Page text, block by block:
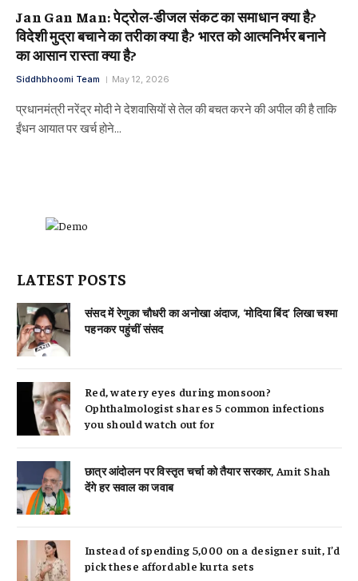
Jan Gan Man: पेट्रोल-डीजल संकट का समाधान क्या है?
विदेशी मुद्रा बचाने का तरीका क्या है? भारत को आत्मनिर्भर बनाने
का आसान रास्ता क्या है?
Siddhbhoomi Team May 12, 2026
प्रधानमंत्री नरेंद्र मोदी ने देशवासियों से तेल की बचत करने की अपील की है ताकि
ईंधन आयात पर खर्च होने…
LATEST POSTS
संसद में रेणुका चौधरी का अनोखा अंदाज, ‘मोदिया बिंद’ लिखा चश्मा
पहनकर पहुंचीं संसद
Red, watery eyes during monsoon?
Ophthalmologist shares 5 common infections
you should watch out for
छात्र आंदोलन पर विस्तृत चर्चा को तैयार सरकार, Amit Shah
देंगे हर सवाल का जवाब
Instead of spending ₹5,000 on a designer suit, I’d
pick these affordable kurta sets